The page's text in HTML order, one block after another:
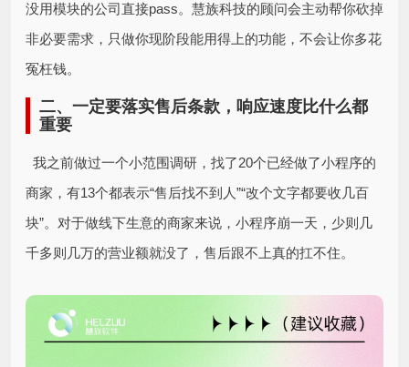
没用模块的公司直接pass。慧族科技的顾问会主动帮你砍掉
非必要需求，只做你现阶段能用得上的功能，不会让你多花
冤枉钱。
二、一定要落实售后条款，响应速度比什么都
重要
我之前做过一个小范围调研，找了20个已经做了小程序的
商家，有13个都表示“售后找不到人”“改个文字都要收几百
块”。对于做线下生意的商家来说，小程序崩一天，少则几
千多则几万的营业额就没了，售后跟不上真的扛不住。